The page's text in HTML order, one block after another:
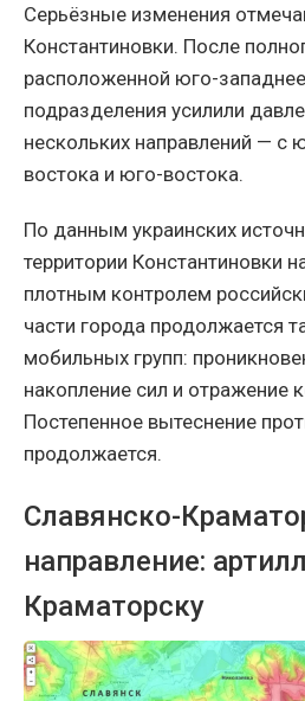
Серьёзные изменения
Константиновки. После
расположенной юго-
подразделения усилили
нескольких направлений — с
востока и юго-востока.
По данным украинских
территории Константиновки
плотным контролем
части города продолжается
мобильных групп:
накопление сил и отражение
Постепенное вытеснение
продолжается.
Славянско-
направление:
Краматорску